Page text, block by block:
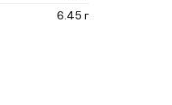
6.45 г